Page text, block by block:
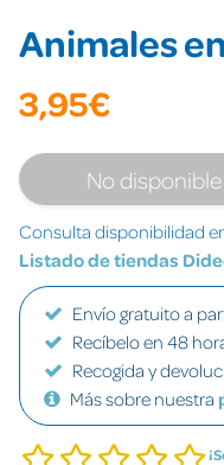
Animales
3,95€
No
Consulta disponibilidad
Listado de tiendas
Envío gratuito a
Recíbelo en 48
Recogida y
Más sobre nuestra